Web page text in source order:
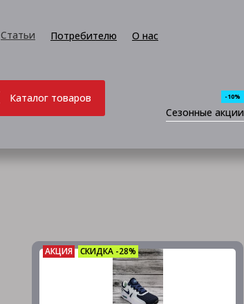
Статьи Потребителю О нас
Каталог товаров
Сезонные акции
-10%
АКЦИЯ СКИДКА -28%